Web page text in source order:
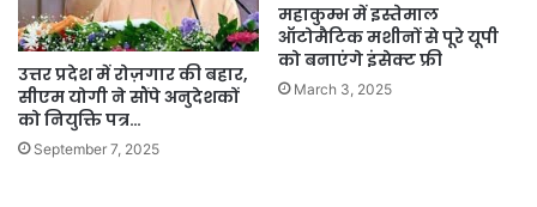
उत्तर प्रदेश में रोज़गार की बहार,
सीएम योगी ने सौंपे अनुदेशकों
को नियुक्ति पत्र…
September 7, 2025
महाकुम्भ में इस्तेमाल
ऑटोमैटिक मशीनों से पूरे यूपी
को बनाएंगे इंसेक्ट फ्री
March 3, 2025